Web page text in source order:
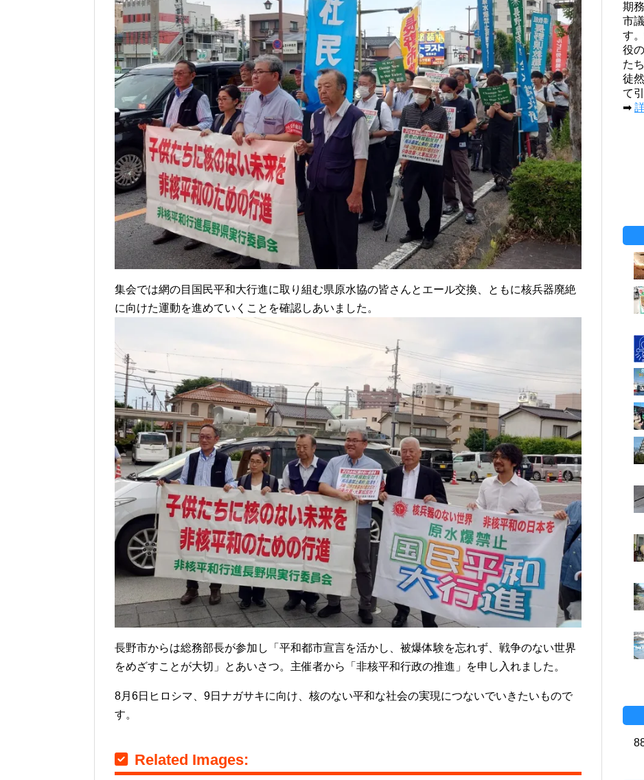
集会では網の目国民平和大行進に取り組む県原水協の皆さんとエール交換、ともに核兵器廃絶
に向けた運動を進めていくことを確認しあいました。
長野市からは総務部長が参加し「平和都市宣言を活かし、被爆体験を忘れず、戦争のない世界
をめざすことが大切」とあいさつ。主催者から「非核平和行政の推進」を申し入れました。
8月6日ヒロシマ、9日ナガサキに向け、核のない平和な社会の実現につないでいきたいもので
す。
Related Images:
期
市
す
役
た
徒
て
➡